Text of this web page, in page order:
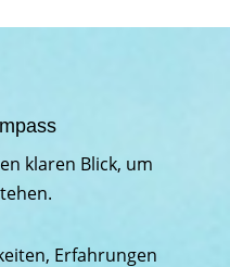
klaren Blick, um
Erfahrungen